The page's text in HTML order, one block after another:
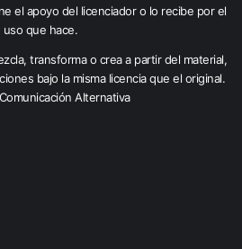
el apoyo del licenciador o lo recibe por el
uso que hace.
transforma o crea a partir del material,
bajo la misma licencia que el original.
Comunicación Alternativa